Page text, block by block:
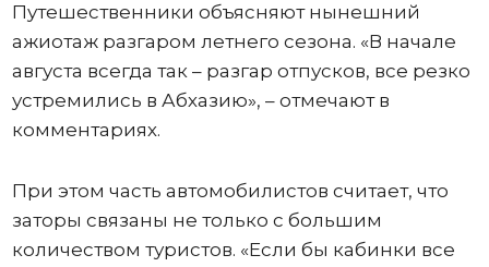
Путешественники объясняют нынешний
ажиотаж разгаром летнего сезона. «В начале
августа всегда так – разгар отпусков, все резко
устремились в Абхазию», – отмечают в
комментариях.
При этом часть автомобилистов считает, что
заторы связаны не только с большим
количеством туристов. «Если бы кабинки все